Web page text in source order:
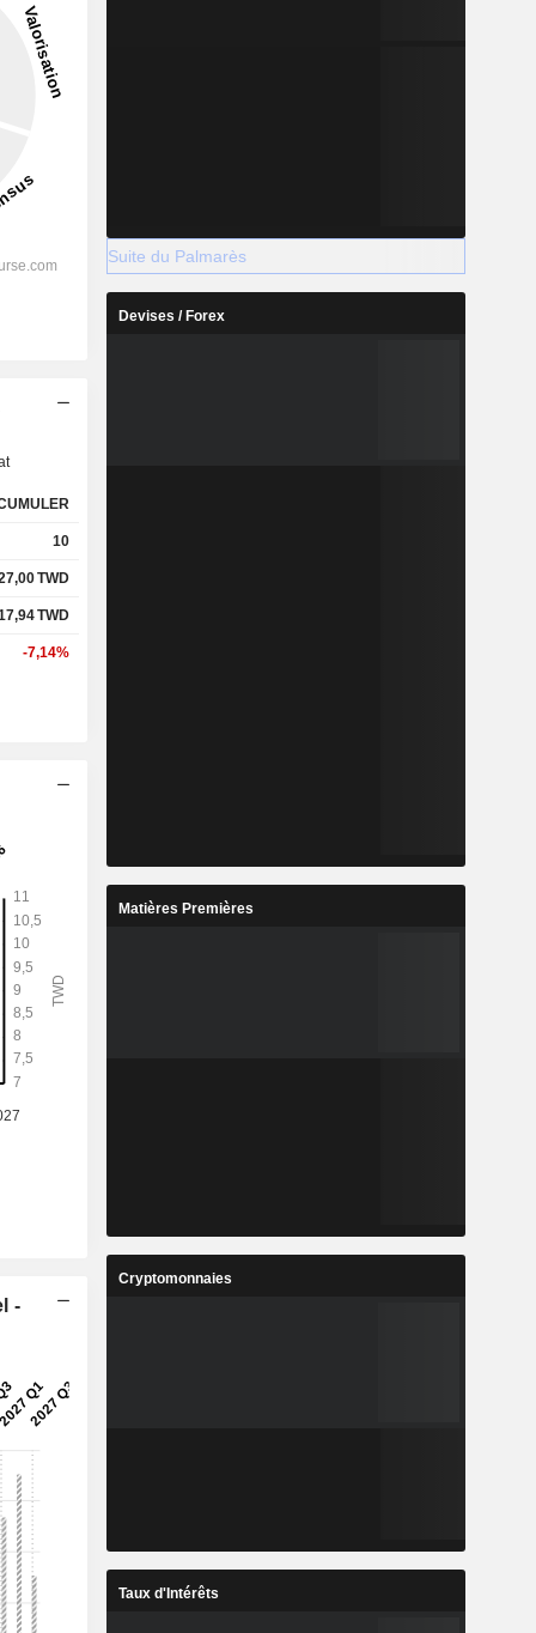
10
TWD
TWD
-7,14%
-
Suite du Palmarès
Devises / Forex
Matières Premières
Cryptomonnaies
Taux d'Intérêts